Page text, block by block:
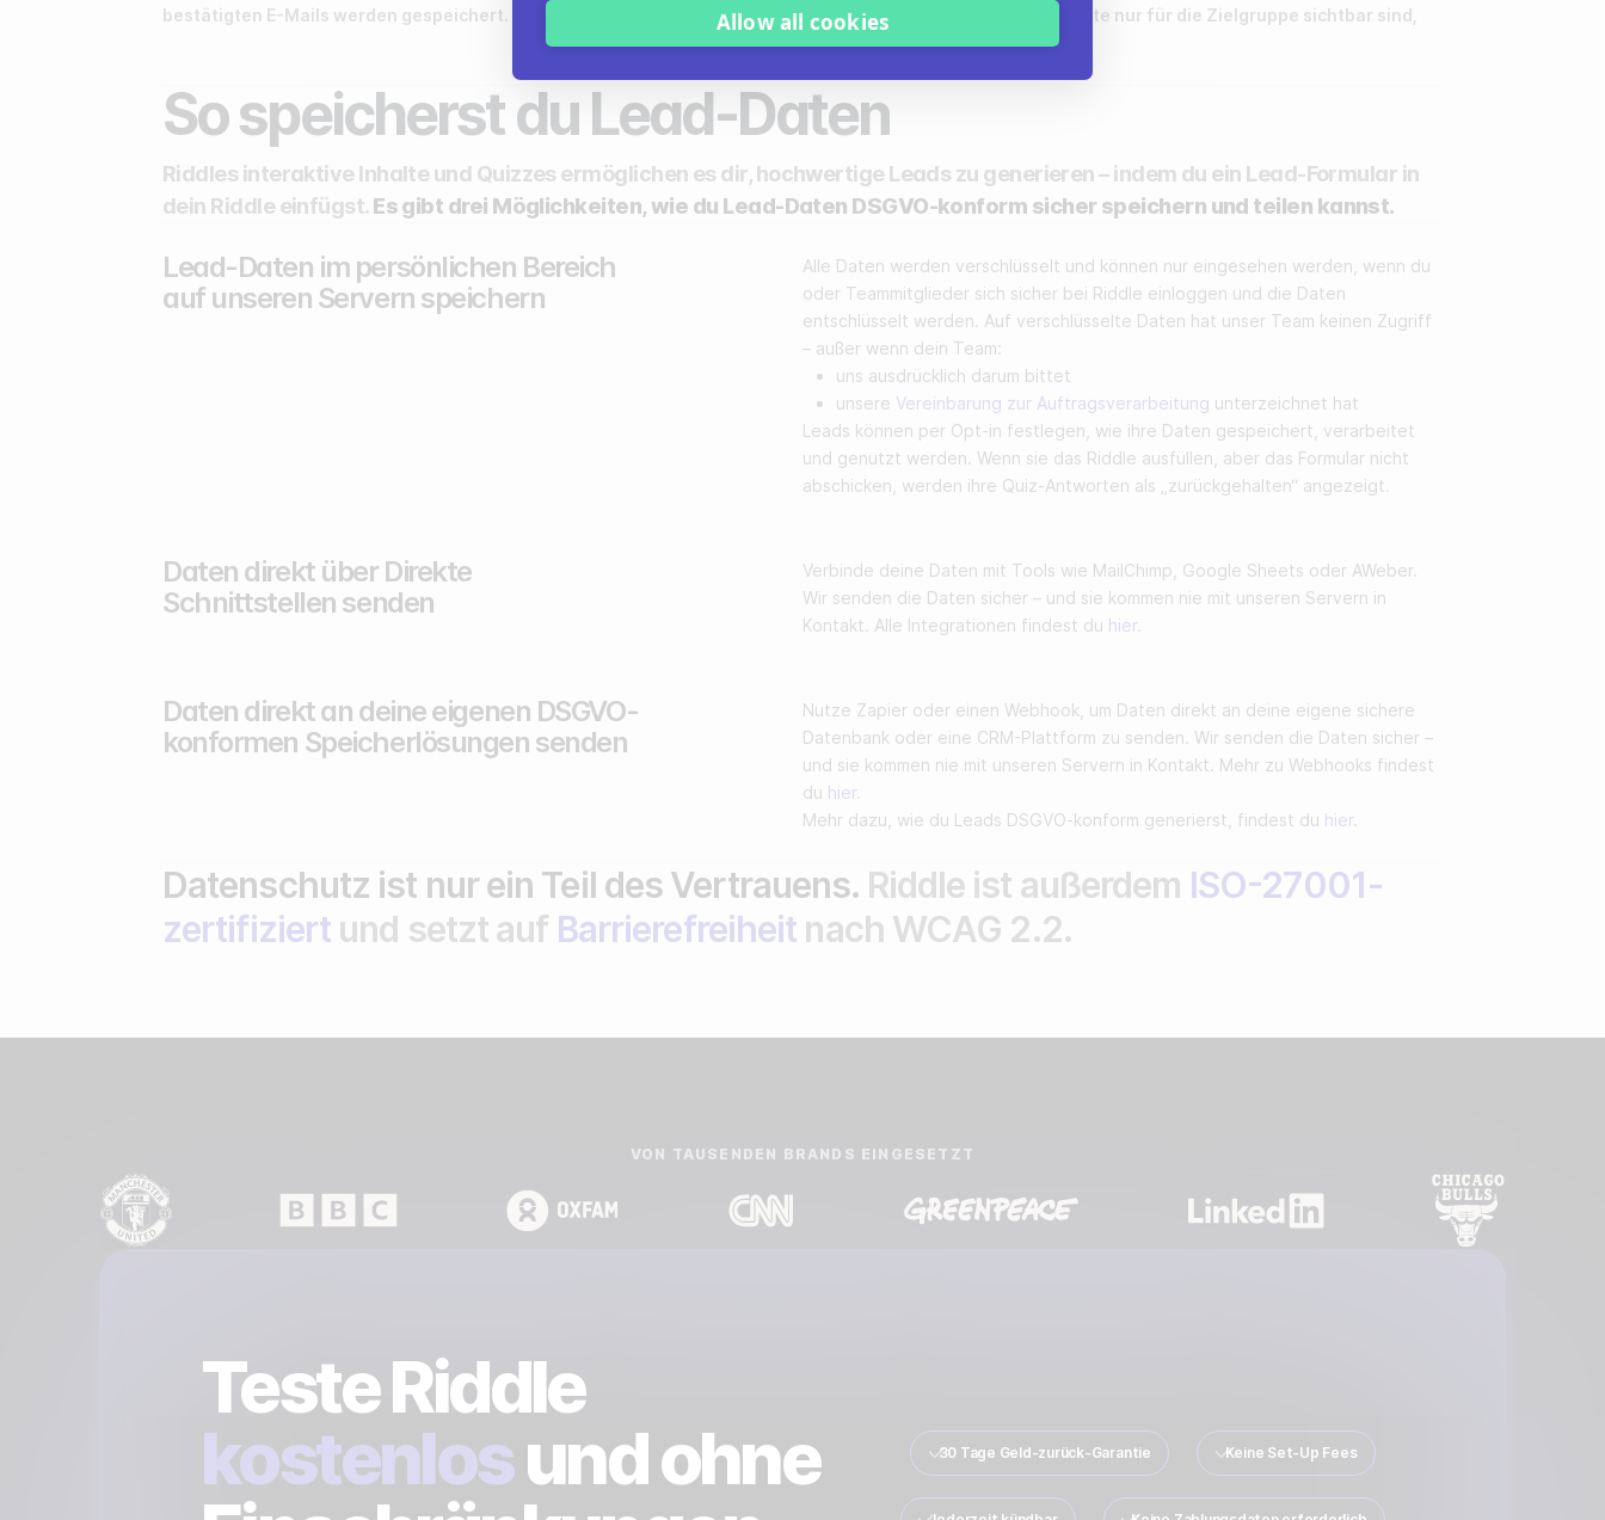
bestätigten E-Mails werden gespeichert.
deaktivieren
, damit deine Inhalte nur für die Zielgruppe sichtbar sind,
die du auswählst.
So speicherst du Lead-Daten
Riddles interaktive Inhalte und Quizzes ermöglichen es dir, hochwertige Leads zu generieren – indem du ein Lead-Formular in
dein Riddle einfügst. Es gibt drei Möglichkeiten, wie du Lead-Daten DSGVO-konform sicher speichern und teilen kannst.
Lead-Daten im persönlichen Bereich
auf unseren Servern speichern
Alle Daten werden verschlüsselt und können nur eingesehen werden, wenn du
oder Teammitglieder sich sicher bei Riddle einloggen und die Daten
entschlüsselt werden. Auf verschlüsselte Daten hat unser Team keinen Zugriff
– außer wenn dein Team:
uns ausdrücklich darum bittet
unsere Vereinbarung zur Auftragsverarbeitung unterzeichnet hat
Leads können per Opt-in festlegen, wie ihre Daten gespeichert, verarbeitet
und genutzt werden. Wenn sie das Riddle ausfüllen, aber das Formular nicht
abschicken, werden ihre Quiz-Antworten als „zurückgehalten“ angezeigt.
Daten direkt über Direkte
Schnittstellen senden
Verbinde deine Daten mit Tools wie MailChimp, Google Sheets oder AWeber.
Wir senden die Daten sicher – und sie kommen nie mit unseren Servern in
Kontakt. Alle Integrationen findest du hier
Daten direkt an deine eigenen DSGVO-
konformen Speicherlösungen senden
Nutze Zapier oder einen Webhook, um Daten direkt an deine eigene sichere
Datenbank oder eine CRM-Plattform zu senden. Wir senden die Daten sicher –
und sie kommen nie mit unseren Servern in Kontakt. Mehr zu Webhooks findest
du hier
Mehr dazu, wie du Leads DSGVO-konform generierst, findest du hier
Datenschutz ist nur ein Teil des Vertrauens. Riddle ist außerdem ISO-27001-
zertifiziert und setzt auf Barrierefreiheit nach WCAG 2.2.
VON TAUSENDEN BRANDS EINGESETZT
Teste Riddle
kostenlosund ohne
30 Tage Geld-zurück-Garantie Keine Set-Up Fees
Allow all cookies